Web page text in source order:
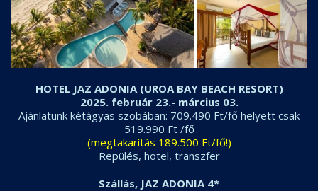
HOTEL JAZ ADONIA (UROA BAY BEACH RESORT)
2025. február 23.- március 03.
Ajánlatunk kétágyas szobában: 709.490 Ft/fő helyett csak
519.990 Ft /fő
(megtakarítás 189.500 Ft/fő!)
Repülés, hotel, transzfer
Szállás, JAZ ADONIA 4*